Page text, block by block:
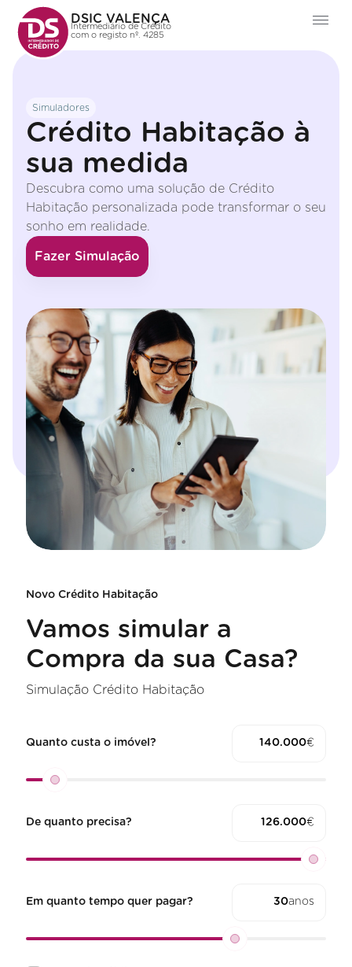
DSIC VALENÇA
Intermediário de Crédito
com o registo nº. 4285
Simuladores
Crédito Habitação à
sua medida
Descubra como uma solução de Crédito
Habitação personalizada pode transformar o seu
sonho em realidade.
Fazer Simulação
Novo Crédito Habitação
Vamos simular a
Compra da sua Casa?
Simulação Crédito Habitação
Quanto custa o imóvel? €
De quanto precisa? €
Em quanto tempo quer pagar? anos